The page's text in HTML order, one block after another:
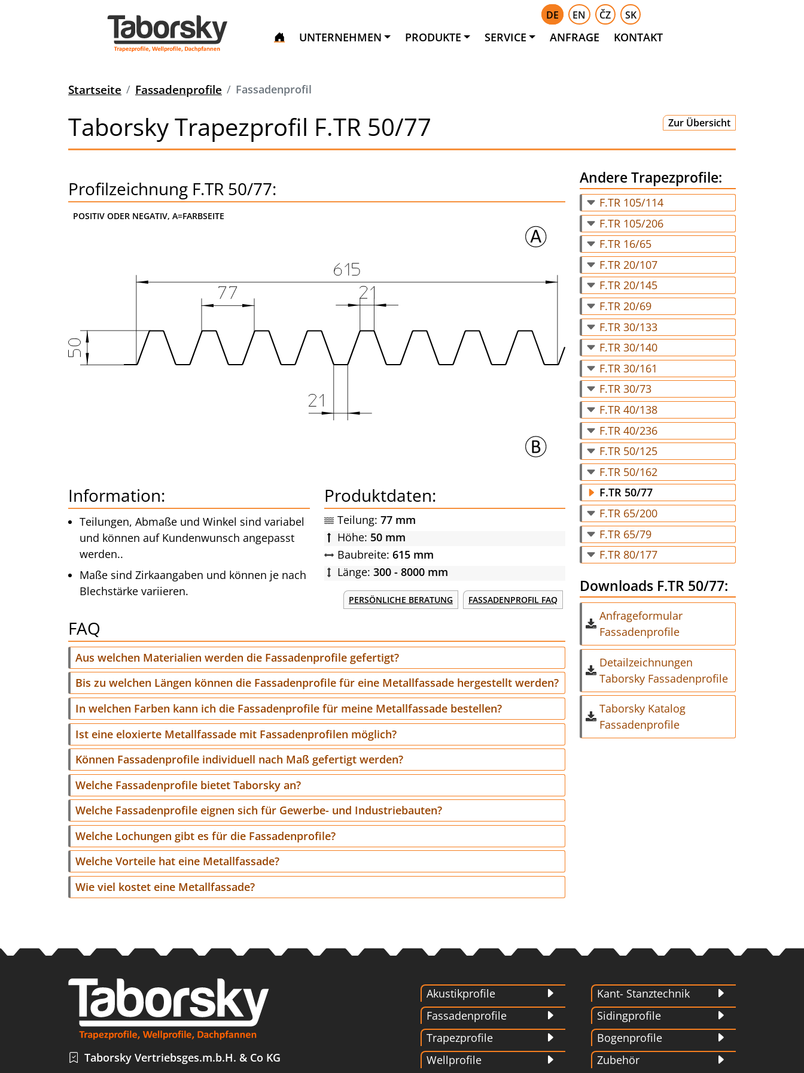
UNTERNEHMEN PRODUKTE SERVICE ANFRAGE KONTAKT
DE EN ČZ SK
Startseite Fassadenprofile Fassadenprofil
Zur Übersicht
Taborsky Trapezprofil F.TR 50/77
Profilzeichnung F.TR 50/77:
POSITIV ODER NEGATIV, A=FARBSEITE
Information:
Teilungen, Abmaße und Winkel sind variabel
und können auf Kundenwunsch angepasst
werden..
Maße sind Zirkaangaben und können je nach
Blechstärke variieren.
Produktdaten:
Teilung: 77 mm
Höhe: 50 mm
Baubreite: 615 mm
Länge: 300 - 8000 mm
FASSADENPROFIL FAQ
PERSÖNLICHE BERATUNG
FAQ
Aus welchen Materialien werden die Fassadenprofile gefertigt?
Bis zu welchen Längen können die Fassadenprofile für eine Metallfassade hergestellt werden?
In welchen Farben kann ich die Fassadenprofile für meine Metallfassade bestellen?
Ist eine eloxierte Metallfassade mit Fassadenprofilen möglich?
Können Fassadenprofile individuell nach Maß gefertigt werden?
Welche Fassadenprofile bietet Taborsky an?
Welche Fassadenprofile eignen sich für Gewerbe- und Industriebauten?
Welche Lochungen gibt es für die Fassadenprofile?
Welche Vorteile hat eine Metallfassade?
Wie viel kostet eine Metallfassade?
Andere Trapezprofile:
F.TR 105/114
F.TR 105/206
F.TR 16/65
F.TR 20/107
F.TR 20/145
F.TR 20/69
F.TR 30/133
F.TR 30/140
F.TR 30/161
F.TR 30/73
F.TR 40/138
F.TR 40/236
F.TR 50/125
F.TR 50/162
F.TR 50/77
F.TR 65/200
F.TR 65/79
F.TR 80/177
Downloads F.TR 50/77:
Anfrageformular
Fassadenprofile
Detailzeichnungen
Taborsky Fassadenprofile
Taborsky Katalog
Fassadenprofile
Taborsky Vertriebsges.m.b.H. & Co KG
Akustikprofile
Fassadenprofile
Trapezprofile
Wellprofile
Kant- Stanztechnik
Sidingprofile
Bogenprofile
Zubehör